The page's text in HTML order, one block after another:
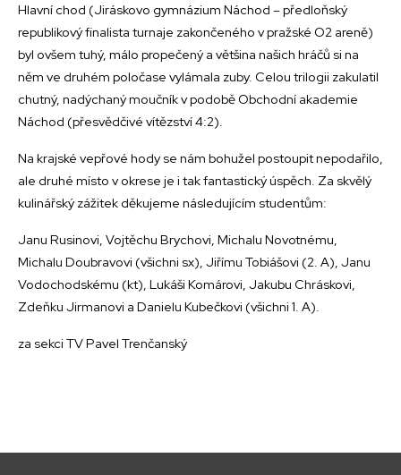
Hlavní chod (Jiráskovo gymnázium Náchod – předloňský
republikový finalista turnaje zakončeného v pražské O2 areně)
byl ovšem tuhý, málo propečený a většina našich hráčů si na
něm ve druhém poločase vylámala zuby. Celou trilogii zakulatil
chutný, nadýchaný moučník v podobě Obchodní akademie
Náchod (přesvědčivé vítězství 4:2).
Na krajské vepřové hody se nám bohužel postoupit nepodařilo,
ale druhé místo v okrese je i tak fantastický úspěch. Za skvělý
kulinářský zážitek děkujeme následujícím studentům:
Janu Rusinovi, Vojtěchu Brychovi, Michalu Novotnému,
Michalu Doubravovi (všichni sx), Jiřímu Tobiášovi (2. A), Janu
Vodochodskému (kt), Lukáši Komárovi, Jakubu Chráskovi,
Zdeňku Jirmanovi a Danielu Kubečkovi (všichni 1. A).
za sekci TV Pavel Trenčanský